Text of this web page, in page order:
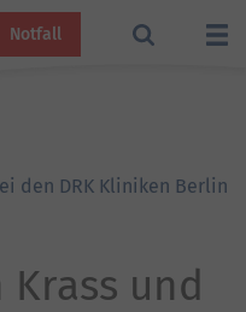
Notfall
den DRK Kliniken Berlin
und